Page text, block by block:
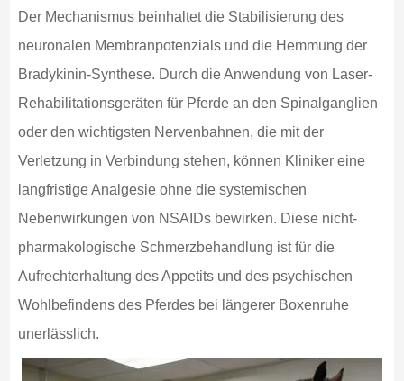
Der Mechanismus beinhaltet die Stabilisierung des
neuronalen Membranpotenzials und die Hemmung der
Bradykinin-Synthese. Durch die Anwendung von Laser-
Rehabilitationsgeräten für Pferde an den Spinalganglien
oder den wichtigsten Nervenbahnen, die mit der
Verletzung in Verbindung stehen, können Kliniker eine
langfristige Analgesie ohne die systemischen
Nebenwirkungen von NSAIDs bewirken. Diese nicht-
pharmakologische Schmerzbehandlung ist für die
Aufrechterhaltung des Appetits und des psychischen
Wohlbefindens des Pferdes bei längerer Boxenruhe
unerlässlich.